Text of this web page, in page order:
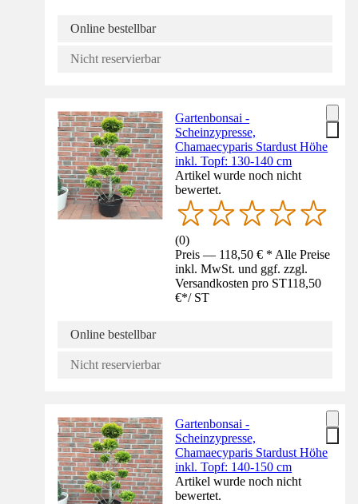
Online bestellbar
Nicht reservierbar
Gartenbonsai -
Scheinzypresse,
Chamaecyparis Stardust Höhe
inkl. Topf: 130-140 cm
Artikel wurde noch nicht
bewertet.
(0)
Preis — 118,50 € * Alle Preise
inkl. MwSt. und ggf. zzgl.
Versandkosten pro ST118,50
€*/ ST
Online bestellbar
Nicht reservierbar
Gartenbonsai -
Scheinzypresse,
Chamaecyparis Stardust Höhe
inkl. Topf: 140-150 cm
Artikel wurde noch nicht
bewertet.